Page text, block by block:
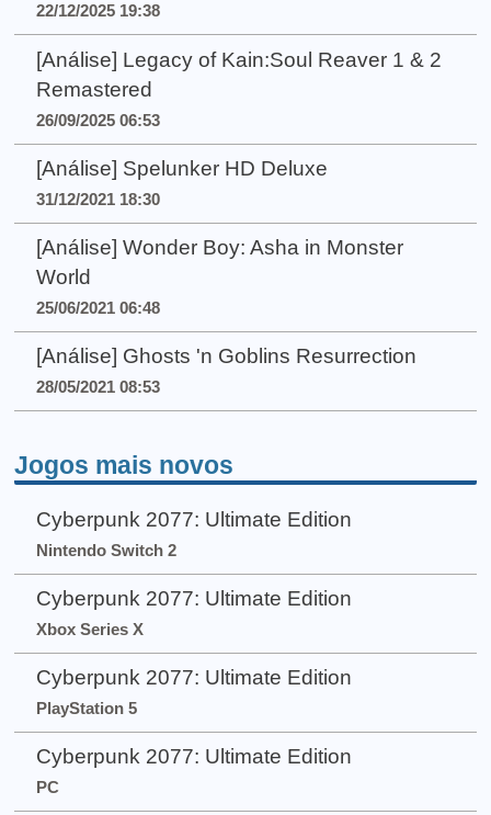
22/12/2025 19:38
[Análise] Legacy of Kain:Soul Reaver 1 & 2
Remastered
26/09/2025 06:53
[Análise] Spelunker HD Deluxe
31/12/2021 18:30
[Análise] Wonder Boy: Asha in Monster
World
25/06/2021 06:48
[Análise] Ghosts 'n Goblins Resurrection
28/05/2021 08:53
Jogos mais novos
Cyberpunk 2077: Ultimate Edition
Nintendo Switch 2
Cyberpunk 2077: Ultimate Edition
Xbox Series X
Cyberpunk 2077: Ultimate Edition
PlayStation 5
Cyberpunk 2077: Ultimate Edition
PC